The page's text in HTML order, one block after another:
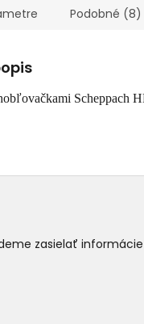
Podobné (8)
Scheppach
zasielať